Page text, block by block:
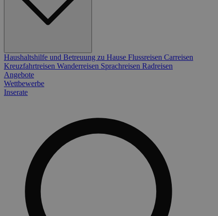
Haushaltshilfe und Betreuung zu Hause Flussreisen Carreisen
Kreuzfahrtreisen Wanderreisen Sprachreisen Radreisen
Angebote
Wettbewerbe
Inserate